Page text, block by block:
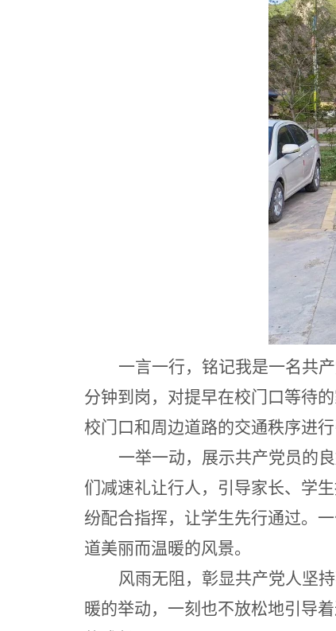
一言一行，铭记我是一名共
分钟到岗，对提早在校门口等待
校门口和周边道路的交通秩序进
一举一动，展示共产党员的
们减速礼让行人，引导家长、学
纷配合指挥，让学生先行通过。
道美丽而温暖的风景。
风雨无阻，彰显共产党人坚
暖的举动，一刻也不放松地引导